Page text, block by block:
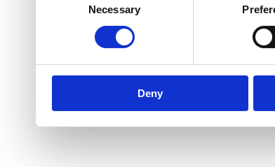
Necessary
Deny